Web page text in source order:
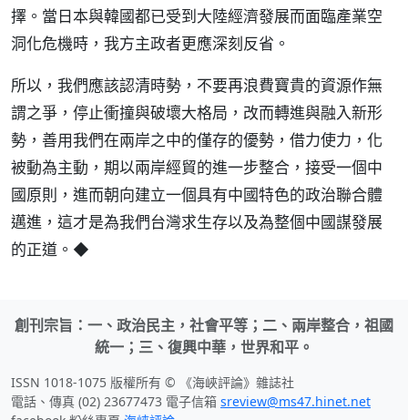
擇。當日本與韓國都已受到大陸經濟發展而面臨產業空
洞化危機時，我方主政者更應深刻反省。
所以，我們應該認清時勢，不要再浪費寶貴的資源作無
謂之爭，停止衝撞與破壞大格局，改而轉進與融入新形
勢，善用我們在兩岸之中的僅存的優勢，借力使力，化
被動為主動，期以兩岸經貿的進一步整合，接受一個中
國原則，進而朝向建立一個具有中國特色的政治聯合體
邁進，這才是為我們台灣求生存以及為整個中國謀發展
的正道。◆
創刊宗旨：一、政治民主，社會平等；二、兩岸整合，祖國
統一；三、復興中華，世界和平。
ISSN 1018-1075 版權所有 © 《海峽評論》雜誌社
電話、傳真 (02) 23677473 電子信箱 sreview@ms47.hinet.net